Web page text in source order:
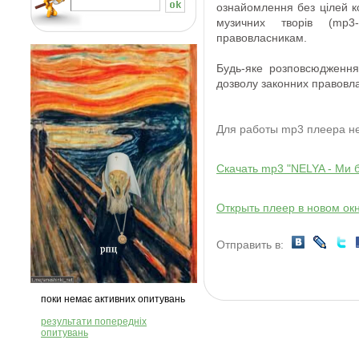
поки немає активних опитувань
результати попередніх
опитувань
ознайомлення без цілей
музичних творів
(mp3-
правовласникам
Будь-яке розповсюдження
дозволу законних
Для работы mp3 плеера
Скачать mp3 "NELYA - Ми
Открыть плеер в новом
Отправить в: